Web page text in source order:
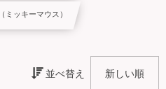
ミッキーマウス）
並べ替え